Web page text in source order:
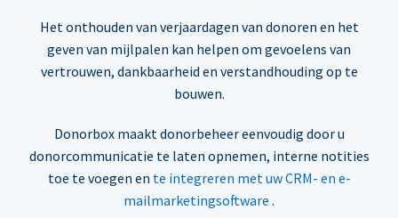
Het onthouden van verjaardagen van donoren en het
geven van mijlpalen kan helpen om gevoelens van
vertrouwen, dankbaarheid en verstandhouding op te
bouwen.
Donorbox maakt donorbeheer eenvoudig door u
donorcommunicatie te laten opnemen, interne notities
toe te voegen en te integreren met uw CRM- en e-
mailmarketingsoftware .